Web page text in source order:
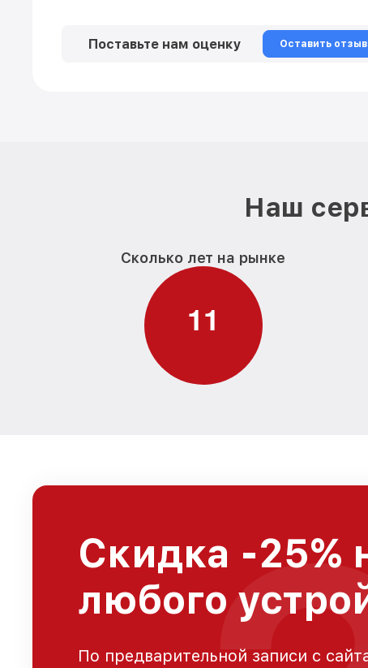
Поставьте нам оценку Оставить отзыв
Наш
Сколько лет на рынке
11
Скидка -25%
любого
По предварительной записи с